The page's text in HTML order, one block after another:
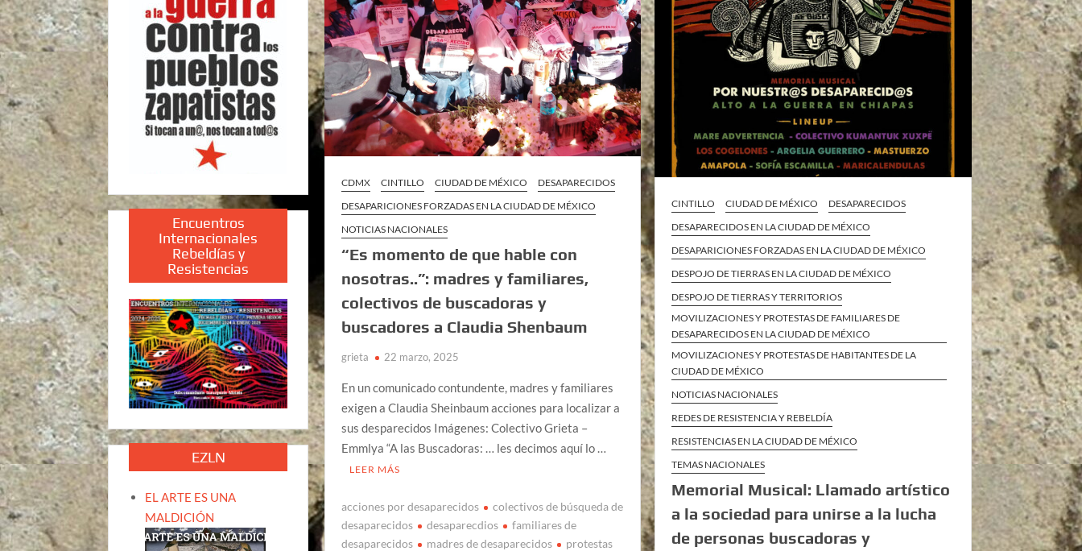
CDMX CINTILLO CIUDAD DE MÉXICO
DESAPARECIDOS
DESAPARICIONES FORZADAS EN LA CIUDAD DE MÉXICO
NOTICIAS NACIONALES
“Es momento de que hable con
nosotras..”: madres y familiares,
colectivos de buscadoras y
buscadores a Claudia Shenbaum
grieta 22 marzo, 2025
En un comunicado contundente, madres y familiares
exigen a Claudia Sheinbaum acciones para localizar a
sus desparecidos Imágenes: Colectivo Grieta –
Emmlya “A las Buscadoras: … les decimos aquí lo …
LEER MÁS
acciones por desaparecidos
colectivos de búsqueda de
desaparecidos
desaparecdios
familiares de
desaparecidos
madres de desaparecidos
protestas
CINTILLO CIUDAD DE MÉXICO
DESAPARECIDOS
DESAPARECIDOS EN LA CIUDAD DE MÉXICO
DESAPARICIONES FORZADAS EN LA CIUDAD DE MÉXICO
DESPOJO DE TIERRAS EN LA CIUDAD DE MÉXICO
DESPOJO DE TIERRAS Y TERRITORIOS
MOVILIZACIONES Y PROTESTAS DE FAMILIARES DE
DESAPARECIDOS EN LA CIUDAD DE MÉXICO
MOVILIZACIONES Y PROTESTAS DE HABITANTES DE LA
CIUDAD DE MÉXICO
NOTICIAS NACIONALES
REDES DE RESISTENCIA Y REBELDÍA
RESISTENCIAS EN LA CIUDAD DE MÉXICO
TEMAS NACIONALES
Memorial Musical: Llamado artístico
a la sociedad para unirse a la lucha
de personas buscadoras y
Encuentros
Internacionales
Rebeldías y
Resistencias
EZLN
EL ARTE ES UNA
MALDICIÓN